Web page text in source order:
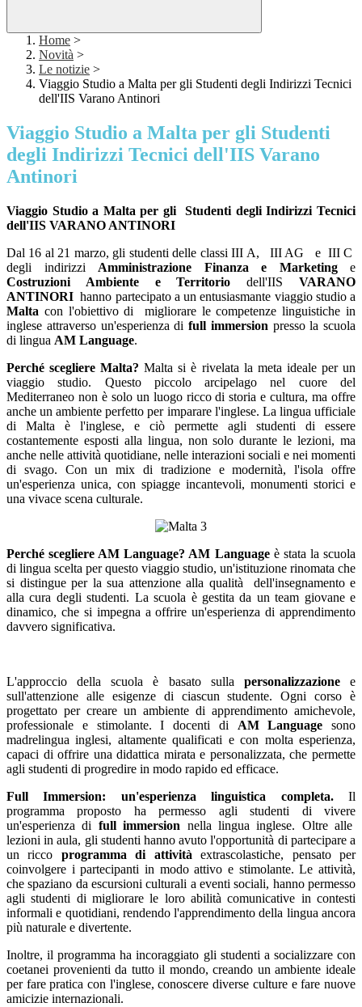
Home >
Novità >
Le notizie >
Viaggio Studio a Malta per gli Studenti degli Indirizzi Tecnici
dell'IIS Varano Antinori
Viaggio Studio a Malta per gli Studenti
degli Indirizzi Tecnici dell'IIS Varano
Antinori
Viaggio Studio a Malta per gli
Studenti degli Indirizzi Tecnici
dell'IIS VARANO ANTINORI
Dal 16 al 21 marzo, gli studenti delle classi III A, III AG e III C
degli indirizzi Amministrazione Finanza e Marketinge
Costruzioni Ambiente e Territorio dell'IISVARANO
ANTINORI hanno partecipato a un entusiasmante viaggio studio a
Malta con l'obiettivo di
migliorare le competenze linguistiche in
inglese attraverso un'esperienza di full immersion presso la scuola
di lingua AM Language.
Perché scegliere Malta?Malta si è rivelata la meta ideale per un
viaggio studio. Questo piccolo arcipelago nel cuore del
Mediterraneo non è solo un luogo ricco di storia e cultura, ma offre
anche un ambiente perfetto per imparare l'inglese. La lingua ufficiale
di Malta è l'inglese, e ciò permette agli studenti di essere
costantemente esposti alla lingua, non solo durante le lezioni, ma
anche nelle attività quotidiane, nelle interazioni sociali e nei momenti
di svago. Con un mix di tradizione e modernità, l'isola offre
un'esperienza unica, con spiagge incantevoli, monumenti storici e
una vivace scena culturale.
Perché scegliere AM Language? AM Languageè stata la scuola
di lingua scelta per questo viaggio studio, un'istituzione rinomata che
si distingue per la sua attenzione alla qualità
dell'insegnamento e
alla cura degli studenti. La scuola è gestita da un team giovane e
dinamico, che si impegna a offrire un'esperienza di apprendimento
davvero significativa.
L'approccio della scuola è basato sulla personalizzazionee
sull'attenzione alle esigenze di ciascun studente. Ogni corso è
progettato per creare un ambiente di apprendimento amichevole,
professionale e stimolante. I docenti di AM Language sono
madrelingua inglesi, altamente qualificati e con molta esperienza,
capaci di offrire una didattica mirata e personalizzata, che permette
agli studenti di progredire in modo rapido ed efficace.
Full Immersion: un'esperienza linguistica completa. Il
programma proposto ha permesso agli studenti di vivere
un'esperienza di full immersion nella lingua inglese. Oltre alle
lezioni in aula, gli studenti hanno avuto l'opportunità di partecipare a
un ricco programma di attività extrascolastiche, pensato per
coinvolgere i partecipanti in modo attivo e stimolante. Le attività,
che spaziano da escursioni culturali a eventi sociali, hanno permesso
agli studenti di migliorare le loro abilità comunicative in contesti
informali e quotidiani, rendendo l'apprendimento della lingua ancora
più naturale e divertente.
Inoltre, il programma ha incoraggiato gli studenti a socializzare con
coetanei provenienti da tutto il mondo, creando un ambiente ideale
per fare pratica con l'inglese, conoscere diverse culture e fare nuove
amicizie internazionali.